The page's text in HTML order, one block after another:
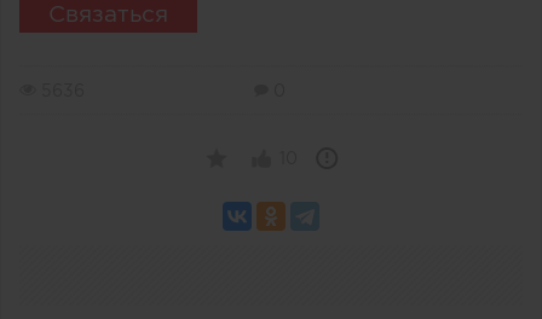
Связаться